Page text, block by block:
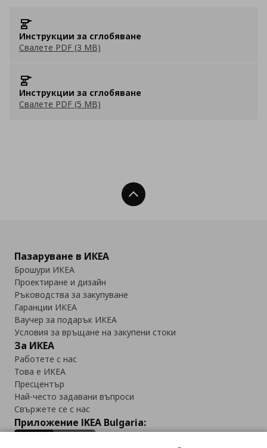
Инструкции за сглобяване
Свалете PDF (3 MB)
Инструкции за сглобяване
Свалете PDF (5 MB)
Нагоре
Пазаруване в ИКЕА
Брошури ИКЕА
Проектиране и дизайн
Ръководства за закупуване
Гаранции ИКЕА
Ваучер за подарък ИКЕА
Условия за връщане на закупени стоки
За ИКЕА
Работете с нас
Това е ИКЕА
Пресцентър
Най-често задавани въпроси
Свържете се с нас
Приложение IKEA Bulgaria: